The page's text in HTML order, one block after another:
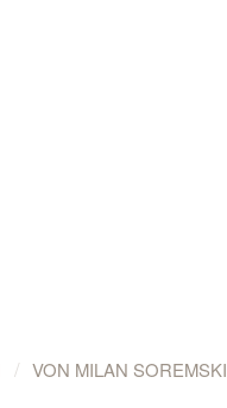
/ VON MILAN SOREMSKI